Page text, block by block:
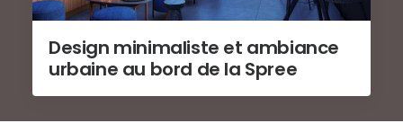
Design minimaliste et ambiance
urbaine au bord de la Spree